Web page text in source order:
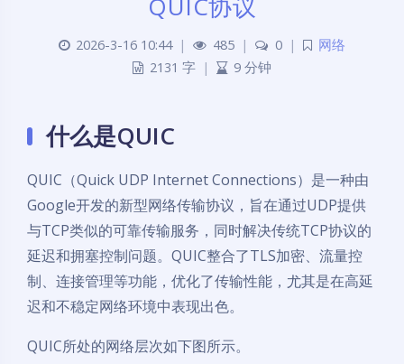
QUIC协议
2026-3-16 10:44 | 485 | 0 |
网络
2131 字 | 9 分钟
什么是QUIC
QUIC（Quick UDP Internet Connections）是一种由
Google开发的新型网络传输协议，旨在通过UDP提供
与TCP类似的可靠传输服务，同时解决传统TCP协议的
延迟和拥塞控制问题。QUIC整合了TLS加密、流量控
制、连接管理等功能，优化了传输性能，尤其是在高延
迟和不稳定网络环境中表现出色。
QUIC所处的网络层次如下图所示。